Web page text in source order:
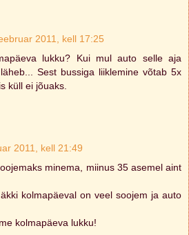
2011, kell 17:25
lukku? Kui mul auto selle aja
Sest bussiga liiklemine võtab 5x
küll ei jõuaks.
2011, kell 21:49
minema, miinus 35 asemel aint
kolmapäeval on veel soojem ja auto
kolmapäeva lukku!